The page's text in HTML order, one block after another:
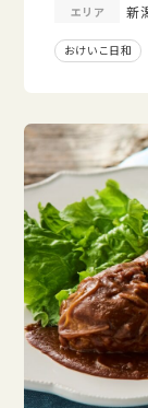
エリア 新
おけいこ日和